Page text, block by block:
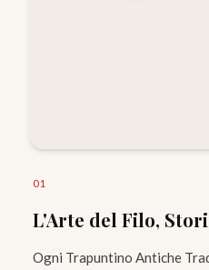
01
L'Arte del Filo,
Ogni Trapuntino Antiche